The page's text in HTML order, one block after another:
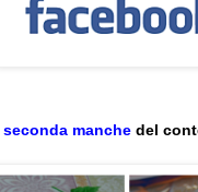
seconda manche del